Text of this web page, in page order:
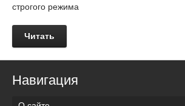
строгого режима
Читать
Навигация